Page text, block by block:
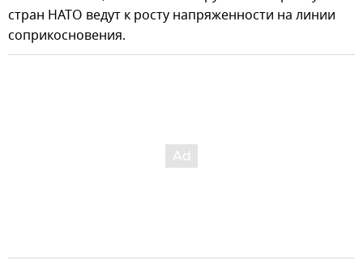
стран НАТО ведут к росту напряженности на линии
соприкосновения.